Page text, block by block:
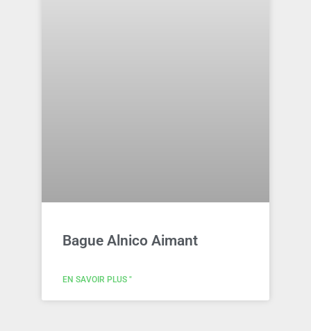
Bague Alnico Aimant
EN SAVOIR PLUS "